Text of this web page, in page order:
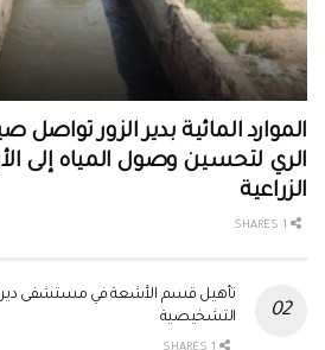
الموارد المائية بدير الزور تواصل
الري لتحسين وصول المياه إلى
الزراعية
تأهيل قسم الأشعة في مستشفى دير
التشخيصية